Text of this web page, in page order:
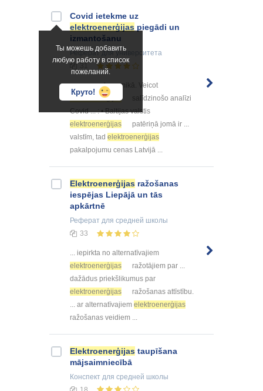
Ты можешь добавить
любую работу в список
пожеланий.
Круто!
Covid ietekme uz
elektroenerģijas piegādi un
izmantošanu
Рефератдля университета
... posms ekonomikā. Veicot
elektroenerģijas
salīdzinošo analīzi
Covid ... : • Baltijas valstis
elektroenerģijas
patēriņā jomā ir ...
valstīm, tad elektroenerģijas
pakalpojumu cenas Latvijā ...
Elektroenerģijas ražošanas
iespējas Liepājā un tās
apkārtnē
Реферат для средней школы
33
... iepirkta no alternatīvajiem
elektroenerģijas
ražotājiem par ...
dažādus priekšlikumus par
elektroenerģijas
ražošanas attīstību.
... ar alternatīvajiem elektroenerģijas
ražošanas veidiem ...
Elektroenerģijas taupīšana
mājsaimniecībā
Конспект для средней школы